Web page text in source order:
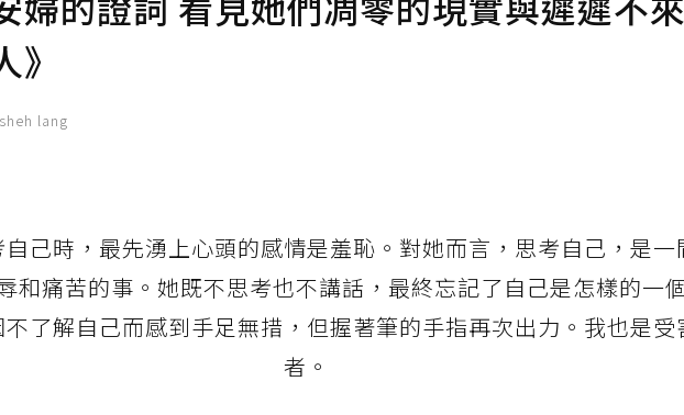
lang
己時，最先湧上心頭的感情是羞恥。對她而言，思考自己，是一
和痛苦的事。她既不思考也不講話，最終忘記了自己是怎樣的一
不了解自己而感到手足無措，但握著筆的手指再次出力。我也是受
者。